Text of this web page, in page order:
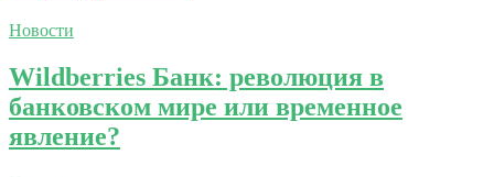
Новости
Wildberries Банк: революция в
банковском мире или временное
явление?